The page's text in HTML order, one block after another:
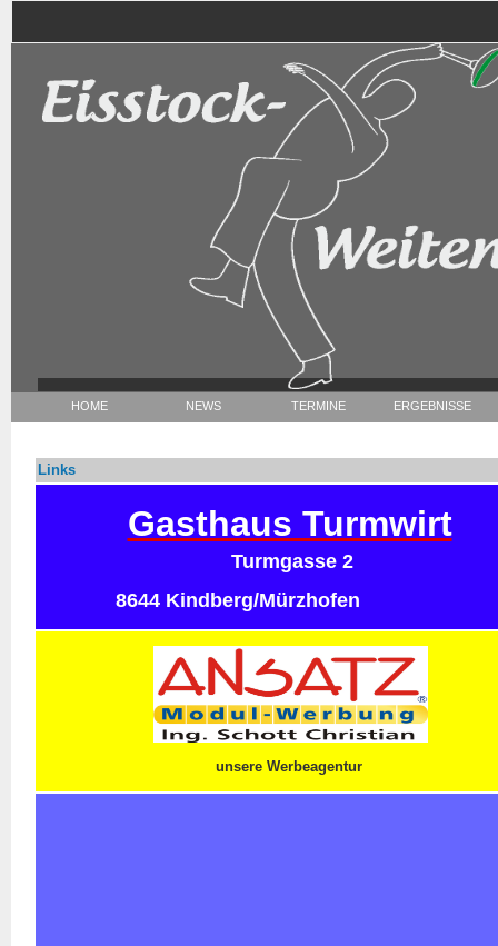
HOME NEWS TERMINE ERGEBNISSE
Links
Gasthaus Turmwirt
Turmgasse 2
8644 Kindberg/Mürzhofen
unsere Werbeagentur